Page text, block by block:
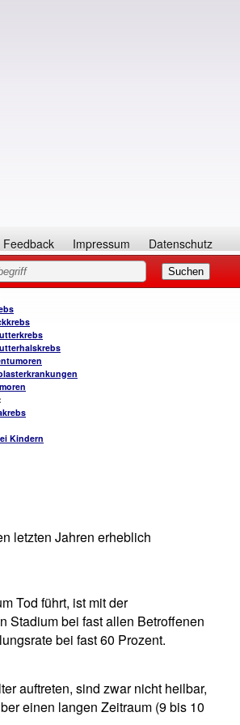
Feedback Impressum Datenschutz
Kindern
letzten Jahren erheblich
Tod führt, ist mit der
Stadium bei fast allen Betroffenen
bei fast 60 Prozent.
auftreten, sind zwar nicht heilbar,
einen langen Zeitraum (9 bis 10